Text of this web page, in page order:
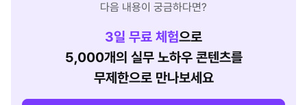
다음 내용이 궁금하다면?
3일 무료 체험으로
5,000개의 실무 노하우 콘텐츠를
무제한으로 만나보세요